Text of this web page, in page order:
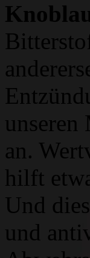
unseren
an.
hilft
Und
und